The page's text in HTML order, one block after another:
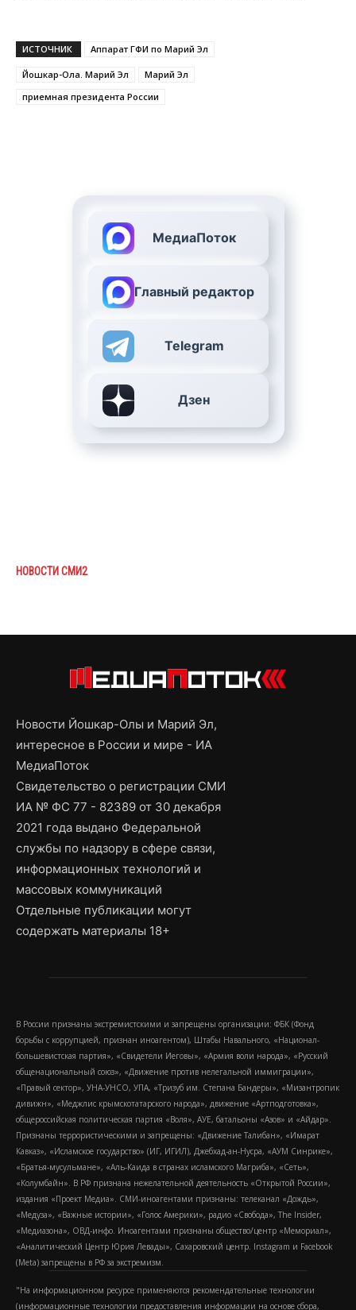
ИСТОЧНИК Аппарат ГФИ по Марий Эл
Йошкар-Ола. Марий Эл
Марий Эл
приемная президента России
МедиаПоток
Главный редактор
Telegram
Дзен
НОВОСТИ СМИ2
Новости Йошкар-Олы и Марий Эл,
интересное в России и мире - ИА
МедиаПоток
Свидетельство о регистрации СМИ
ИА № ФС 77 - 82389 от 30 декабря
2021 года выдано Федеральной
службы по надзору в сфере связи,
информационных технологий и
массовых коммуникаций
Отдельные публикации могут
содержать материалы 18+
В России признаны экстремистскими и запрещены организации: ФБК (Фонд
борьбы с коррупцией, признан иноагентом), Штабы Навального, «Национал-
большевистская партия», «Свидетели Иеговы», «Армия воли народа», «Русский
общенациональный союз», «Движение против нелегальной иммиграции»,
«Правый сектор», УНА-УНСО, УПА, «Тризуб им. Степана Бандеры», «Мизантропик
дивижн», «Меджлис крымскотатарского народа», движение «Артподготовка»,
общероссийская политическая партия «Воля», АУЕ, батальоны «Азов» и «Айдар».
Признаны террористическими и запрещены: «Движение Талибан», «Имарат
Кавказ», «Исламское государство» (ИГ, ИГИЛ), Джебхад-ан-Нусра, «АУМ Синрике»,
«Братья-мусульмане», «Аль-Каида в странах исламского Магриба», «Сеть»,
«Колумбайн». В РФ признана нежелательной деятельность «Открытой России»,
издания «Проект Медиа». СМИ-иноагентами признаны: телеканал «Дождь»,
«Медуза», «Важные истории», «Голос Америки», радио «Свобода», The Insider,
«Медиазона», ОВД-инфо. Иноагентами признаны общество/центр «Мемориал»,
«Аналитический Центр Юрия Левады», Сахаровский центр. Instagram и Facebook
(Metа) запрещены в РФ за экстремизм.
"На информационном ресурсе применяются рекомендательные технологии
(информационные технологии предоставления информации на основе сбора,